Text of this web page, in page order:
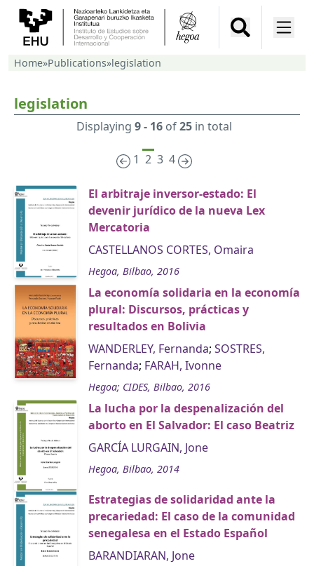
Home»Publications»legislation
legislation
Displaying 9 - 16 of25 in total
1 2 3 4
El arbitraje inversor-estado: El
devenir jurídico de la nueva Lex
Mercatoria
CASTELLANOS CORTES, Omaira
Hegoa, Bilbao, 2016
La economía solidaria en la economía
plural: Discursos, prácticas y
resultados en Bolivia
WANDERLEY, Fernanda; SOSTRES,
Fernanda; FARAH, Ivonne
Hegoa; CIDES, Bilbao, 2016
La lucha por la despenalización del
aborto en El Salvador: El caso Beatriz
GARCÍA LURGAIN, Jone
Hegoa, Bilbao, 2014
Estrategias de solidaridad ante la
precariedad: El caso de la comunidad
senegalesa en el Estado Español
BARANDIARAN, Jone